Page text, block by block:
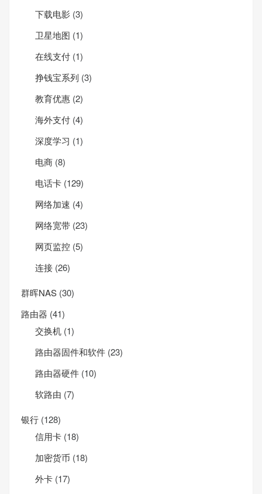
下载电影 (3)
卫星地图 (1)
在线支付 (1)
挣钱宝系列 (3)
教育优惠 (2)
海外支付 (4)
深度学习 (1)
电商 (8)
电话卡 (129)
网络加速 (4)
网络宽带 (23)
网页监控 (5)
连接 (26)
群晖NAS (30)
路由器 (41)
交换机 (1)
路由器固件和软件 (23)
路由器硬件 (10)
软路由 (7)
银行 (128)
信用卡 (18)
加密货币 (18)
外卡 (17)